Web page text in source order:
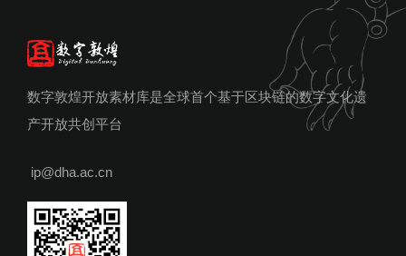
数字敦煌开放素材库是全球首个基于区块链的数字文化遗
产开放共创平台
ip@dha.ac.cn